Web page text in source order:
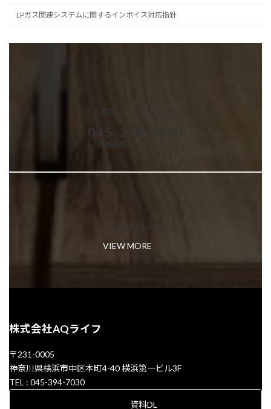
LPガス関連システムに関するインボイス対応指針
お電話でお問い合わせ
045-394-7030
営業時間：9:00～18:00
メールでお問い合わせ
VIEW MORE
株式会社AQライフ
〒231-0005
神奈川県横浜市中区本町4-40 横浜第一ビル3F
TEL : 045-394-7030
資料DL